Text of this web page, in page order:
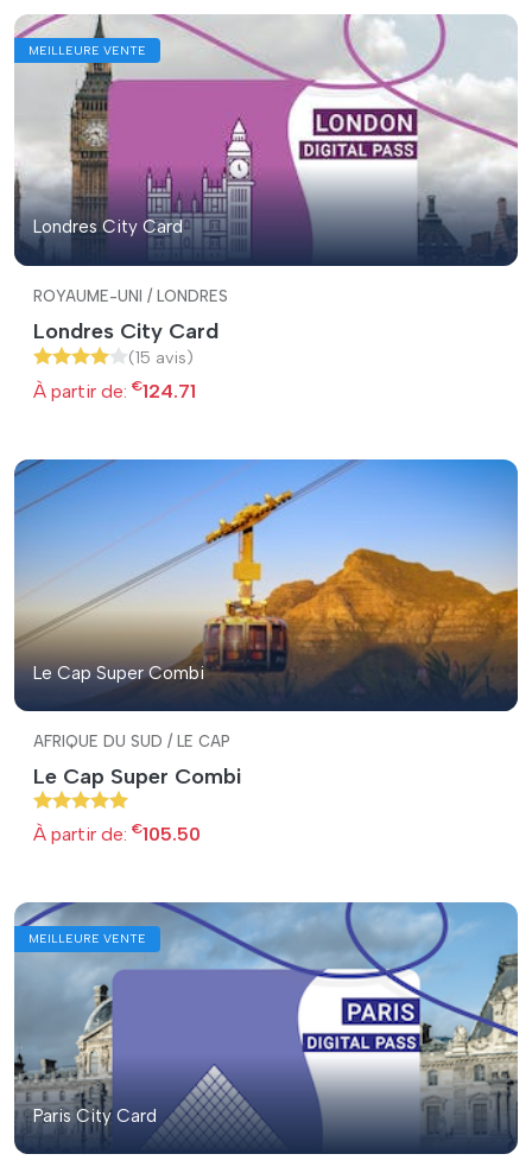
Londres City Card
MEILLEURE VENTE
ROYAUME-UNI / LONDRES
Londres City Card
(15 avis)
À partir de: €124.71
Le Cap Super Combi
AFRIQUE DU SUD / LE CAP
Le Cap Super Combi
À partir de: €105.50
Paris City Card
MEILLEURE VENTE